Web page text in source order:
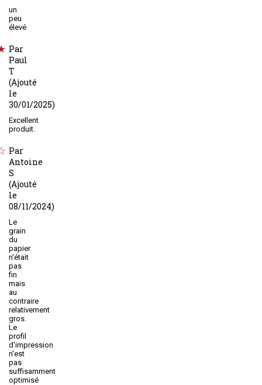
un
peu
élevé
Par
Paul
T
(Ajouté
le
30/01/2025)
Excellent
produit.
Par
Antoine
S
(Ajouté
le
08/11/2024)
Le
grain
du
papier
n'était
pas
fin
mais
au
contraire
relativement
gros.
Le
profil
d'impression
n'est
pas
suffisamment
optimisé